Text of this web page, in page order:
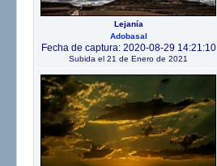
Lejanía
Adobasal
Fecha de captura: 2020-08-29 14:21:10
Subida el 21 de Enero de 2021